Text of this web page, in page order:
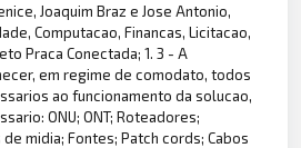
Joaquim Braz e Jose Antonio,
Computacao, Financas, Licitacao,
Praca Conectada; 1. 3 - A
em regime de comodato, todos
ao funcionamento da solucao,
ONU; ONT; Roteadores;
midia; Fontes; Patch cords; Cabos